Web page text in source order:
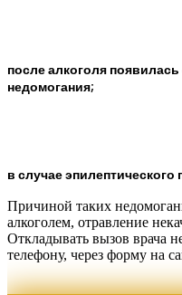
после алкоголя
недомогания;
в случае
Причиной таких
алкоголем, отравление
Откладывать вызов врача
телефону, через форму на